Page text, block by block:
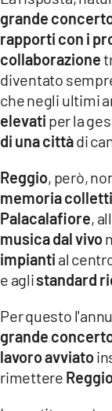
grande
rapporti con i
collaborazione
diventato
che negli ultimi
elevati per la
di una cittàdi
Reggio, però,
memoria
Palacalafiore,
musica dal vivo
impianti al
e aglistandard
Per questo
grande
lavoro avviato
rimettere